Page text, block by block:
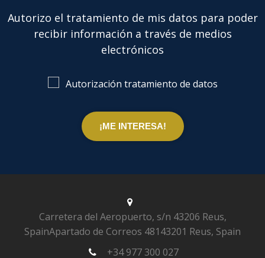
Autorizo el tratamiento de mis datos para poder
recibir información a través de medios
electrónicos
Autorización tratamiento de datos
Carretera del Aeropuerto, s/n 43206 Reus,
SpainApartado de Correos 48143201 Reus, Spain
+34 977 300 027